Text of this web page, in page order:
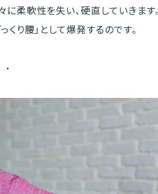
柔軟性を失い、硬直していきます
り腰」として爆発するのです。